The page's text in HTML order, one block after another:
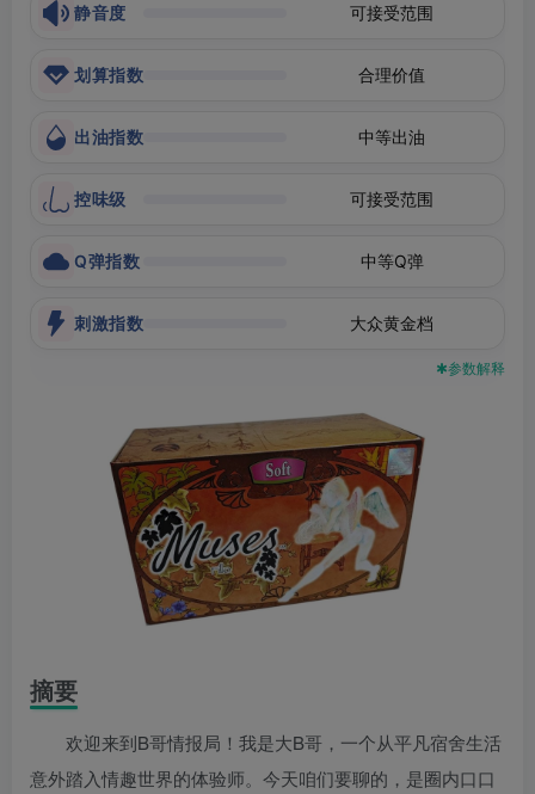
静音度 可接受范围
划算指数 合理价值
出油指数 中等出油
控味级 可接受范围
Q弹指数 中等Q弹
刺激指数 大众黄金档
✱参数解释
摘要
欢迎来到B哥情报局！我是大B哥，一个从平凡宿舍生活
意外踏入情趣世界的体验师。今天咱们要聊的，是圈内口口